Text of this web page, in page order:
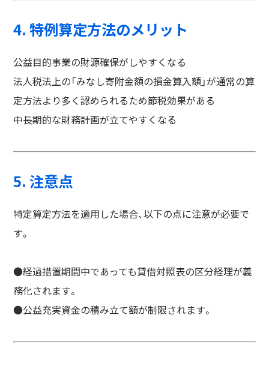
4. 特例算定方法のメリット
公益目的事業の財源確保がしやすくなる
法人税法上の「みなし寄附金額の損金算入額」が通常の算
定方法より多く認められるため節税効果がある
中長期的な財務計画が立てやすくなる
5. 注意点
特定算定方法を適用した場合、以下の点に注意が必要で
す。
●経過措置期間中であっても貸借対照表の区分経理が義
務化されます。
●公益充実資金の積み立て額が制限されます。